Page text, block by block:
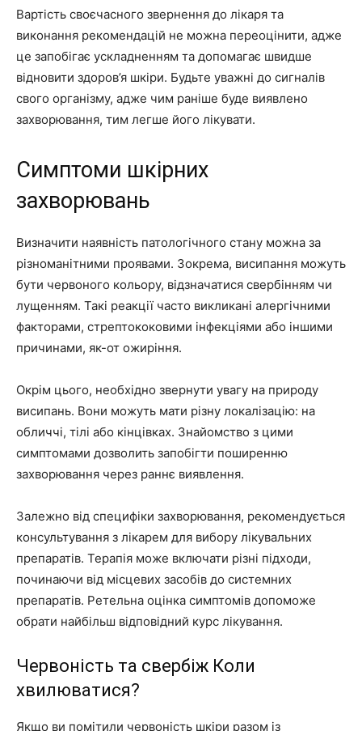
Вартість своєчасного звернення до лікаря та
виконання рекомендацій не можна переоцінити, адже
це запобігає ускладненням та допомагає швидше
відновити здоров’я шкіри. Будьте уважні до сигналів
свого організму, адже чим раніше буде виявлено
захворювання, тим легше його лікувати.
Симптоми шкірних
захворювань
Визначити наявність патологічного стану можна за
різноманітними проявами. Зокрема, висипання можуть
бути червоного кольору, відзначатися свербінням чи
лущенням. Такі реакції часто викликані алергічними
факторами, стрептококовими інфекціями або іншими
причинами, як-от ожиріння.
Окрім цього, необхідно звернути увагу на природу
висипань. Вони можуть мати різну локалізацію: на
обличчі, тілі або кінцівках. Знайомство з цими
симптомами дозволить запобігти поширенню
захворювання через раннє виявлення.
Залежно від специфіки захворювання, рекомендується
консультування з лікарем для вибору лікувальних
препаратів. Терапія може включати різні підходи,
починаючи від місцевих засобів до системних
препаратів. Ретельна оцінка симптомів допоможе
обрати найбільш відповідний курс лікування.
Червоність та свербіж Коли
хвилюватися?
Якщо ви помітили червоність шкіри разом із